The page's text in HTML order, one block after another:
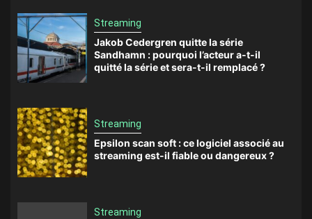
Streaming
Jakob Cedergren quitte la série
Sandhamn : pourquoi l’acteur a-t-il
quitté la série et sera-t-il remplacé ?
Streaming
Epsilon scan soft : ce logiciel associé au
streaming est-il fiable ou dangereux ?
Streaming